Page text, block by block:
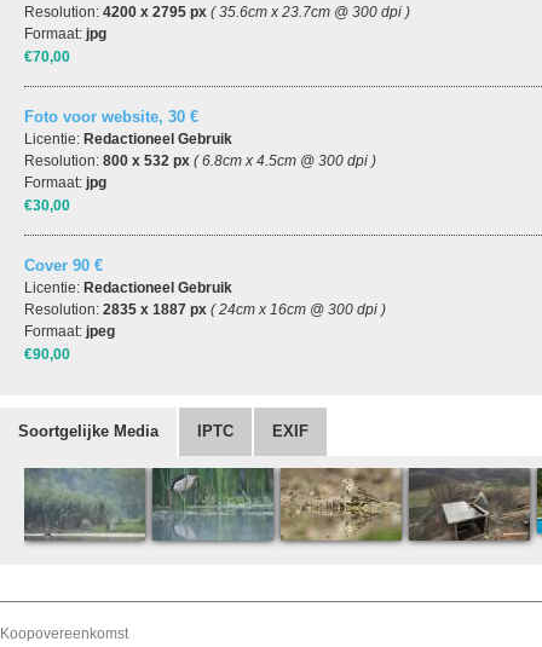
Resolution: 4200 x 2795 px ( 35.6cm x 23.7cm @ 300 dpi )
Formaat: jpg
€70,00
Foto voor website, 30 €
Licentie: Redactioneel Gebruik
Resolution: 800 x 532 px ( 6.8cm x 4.5cm @ 300 dpi )
Formaat: jpg
€30,00
Cover 90 €
Licentie: Redactioneel Gebruik
Resolution: 2835 x 1887 px ( 24cm x 16cm @ 300 dpi )
Formaat: jpeg
€90,00
Soortgelijke Media IPTC EXIF
Koopovereenkomst